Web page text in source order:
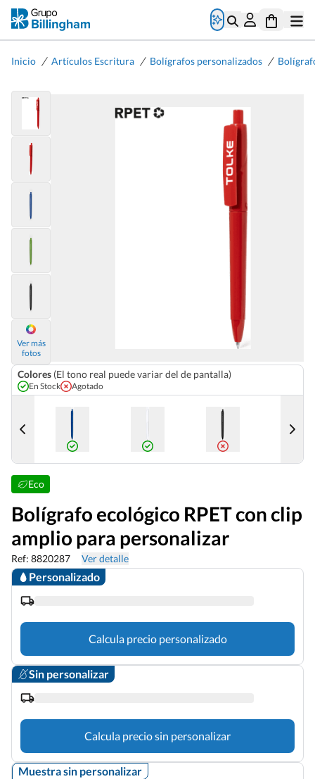
Inicio / Artículos Escritura / Bolígrafos personalizados /
Ver más
fotos
Colores (El tono real puede variar del de pantalla)
En Stock Agotado
Eco
Bolígrafo ecológico RPET con clip
amplio para personalizar
Ref: 8820287 Ver detalle
Personalizado
Calcula precio personalizado
Sin personalizar
Calcula precio sin personalizar
Muestra sin personalizar